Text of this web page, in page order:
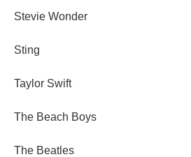
Stevie Wonder
Sting
Taylor Swift
The Beach Boys
The Beatles